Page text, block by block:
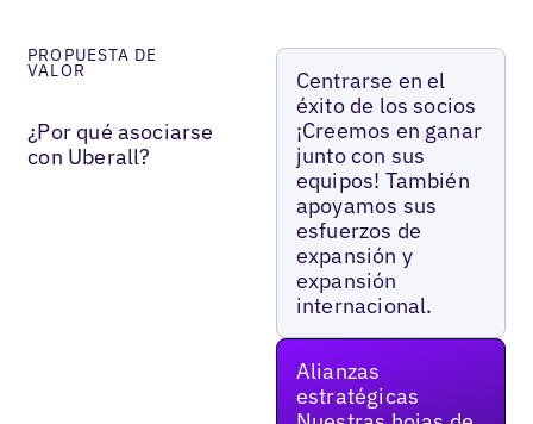
PROPUESTA DE
VALOR
¿Por qué asociarse
con Uberall?
Centrarse en el
éxito de los socios
¡Creemos en ganar
junto con sus
equipos! También
apoyamos sus
esfuerzos de
expansión y
expansión
internacional.
Alianzas
estratégicas